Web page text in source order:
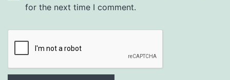
for the next time I comment.